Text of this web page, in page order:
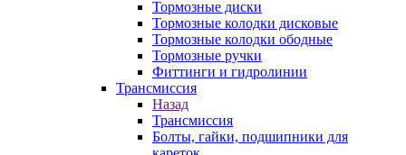
Тормозные диски
Тормозные колодки дисковые
Тормозные колодки ободные
Тормозные ручки
Фиттинги и гидролинии
Трансмиссия
Назад
Трансмиссия
Болты, гайки, подшипники для